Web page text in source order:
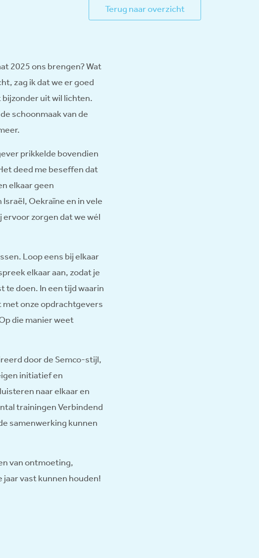
Terug naar overzicht
2025 ons brengen? Wat
zag ik dat we er goed
uit wil lichten.
schoonmaak van de
prikkelde bovendien
deed me beseffen dat
elkaar geen
Oekraïne en in vele
zorgen dat we wél
Loop eens bij elkaar
elkaar aan, zodat je
doen. In een tijd waarin
onze opdrachtgevers
die manier weet
door de Semco-stijl,
initiatief en
naar elkaar en
trainingen Verbindend
samenwerking kunnen
van ontmoeting,
vast kunnen houden!